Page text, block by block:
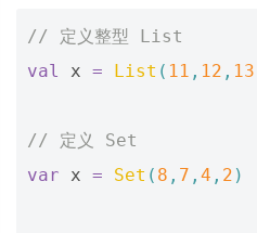
// 定义整型 List
val
x = List ( 11 , 12 , 13
// 定义 Set
var
x = Set ( 8 , 7 , 4 , 2 )